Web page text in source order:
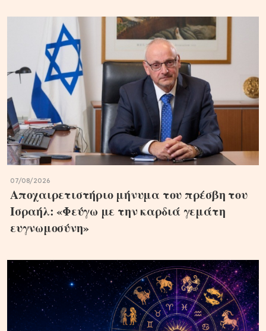
07/08/2026
Αποχαιρετιστήριο μήνυμα του πρέσβη του
Ισραήλ: «Φεύγω με την καρδιά γεμάτη
ευγνωμοσύνη»